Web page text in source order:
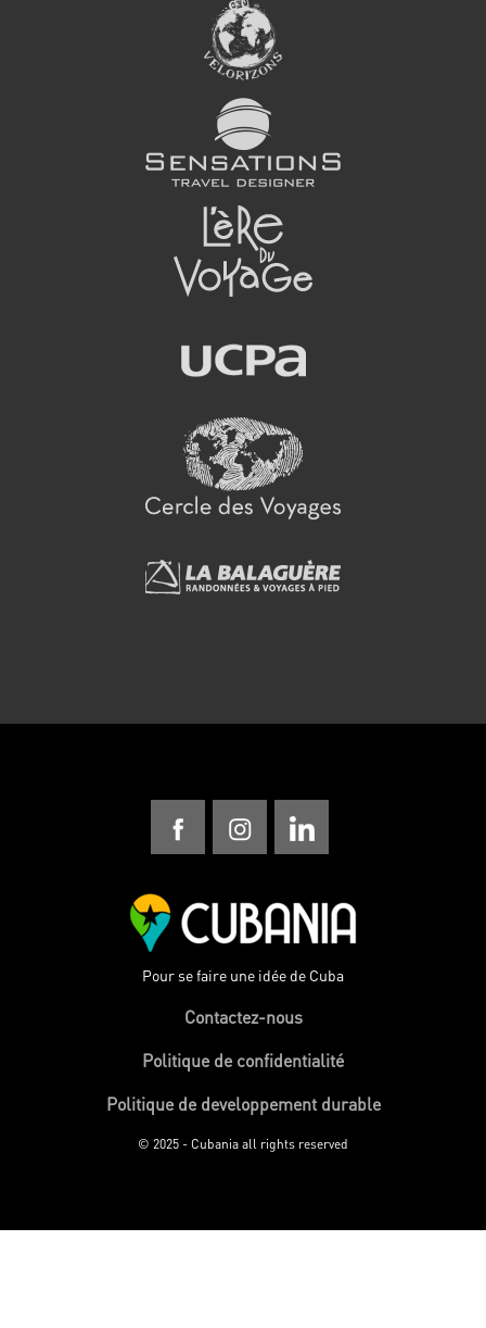
Pour se faire une idée de Cuba
Contactez-nous
Politique de confidentialité
Politique de developpement durable
© 2025 - Cubania all rights reserved